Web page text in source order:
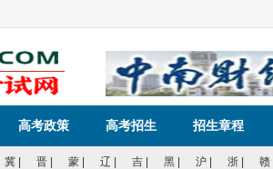
高考政策 高考招生 招生章程
冀| 晋| 蒙| 辽 吉| 黑| 沪| 浙| 赣|